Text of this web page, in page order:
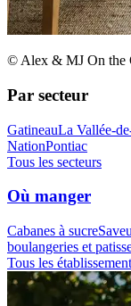
© Alex & MJ On the
Par secteur
GatineauLa Vallée-
NationPontiac
Tous les secteurs
Où manger
Cabanes à sucre
boulangeries et
Tous les